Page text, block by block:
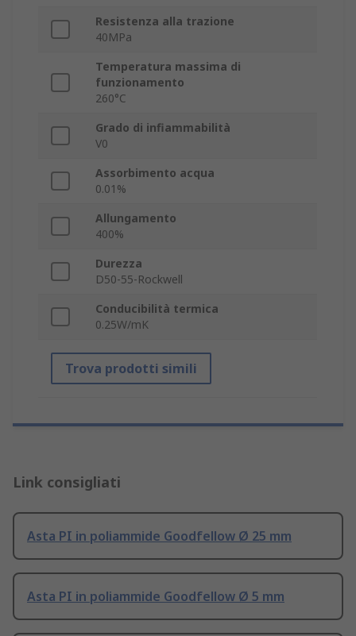
Resistenza alla trazione
40MPa
Temperatura massima di
funzionamento
260°C
Grado di infiammabilità
V0
Assorbimento acqua
0.01%
Allungamento
400%
Durezza
D50-55-Rockwell
Conducibilità termica
0.25W/mK
Trova prodotti simili
Link consigliati
Asta PI in poliammide Goodfellow Ø 25 mm
Asta PI in poliammide Goodfellow Ø 5 mm